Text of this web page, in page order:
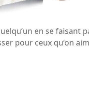
en se faisant
pour ceux qu’on